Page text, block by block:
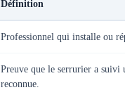
Définition
Professionnel qui installe ou
Preuve que le serrurier a suivi
reconnue.